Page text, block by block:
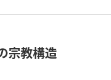
宗教構造